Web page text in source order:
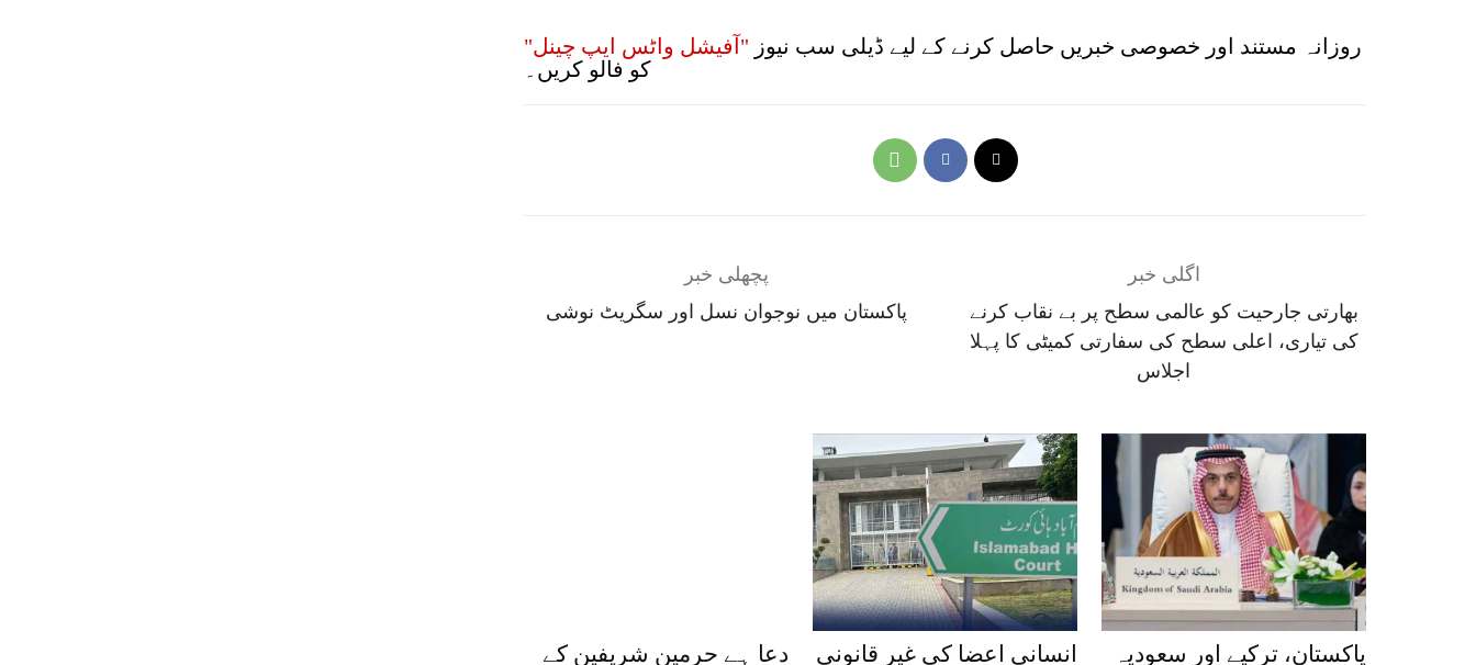
روزانہ مستند اور خصوصی خبریں حاصل کرنے کے لیے ڈیلی سب نیوز "آفیشل واٹس ایپ چینل"
کو فالو کریں۔
پچھلی خبر
پاکستان میں نوجوان نسل اور سگریٹ نوشی
اگلی خبر
بھارتی جارحیت کو عالمی سطح پر بے نقاب کرنے
کی تیاری، اعلی سطح کی سفارتی کمیٹی کا پہلا
اجلاس
دعا ہے حرمین شریفین کے
انسانی اعضا کی غیر قانونی
پاکستان، ترکیے اور سعودیہ